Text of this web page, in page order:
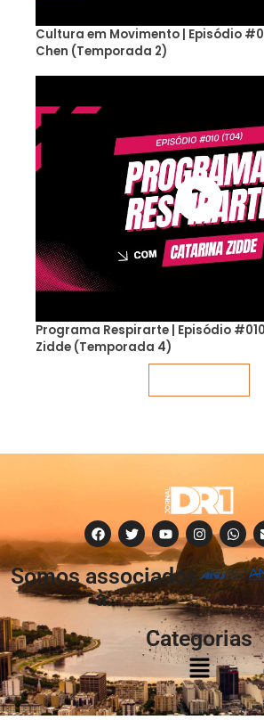
Cultura em Movimento | Episódio
Chen (Temporada 2)
Programa Respirarte | Episódio
Zidde (Temporada 4)
Somos associados
à:
Categorias